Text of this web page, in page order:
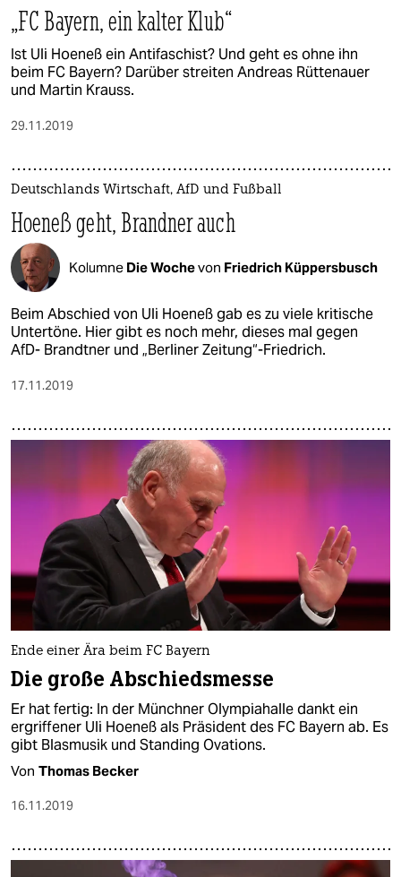
„FC Bayern, ein kalter Klub“
Ist Uli Hoeneß ein Antifaschist? Und geht es ohne ihn
beim FC Bayern? Darüber streiten Andreas Rüttenauer
und Martin Krauss.
29.11.2019
Deutschlands Wirtschaft, AfD und Fußball
Hoeneß geht, Brandner auch
Kolumne Die Wochevon Friedrich Küppersbusch
Beim Abschied von Uli Hoeneß gab es zu viele kritische
Untertöne. Hier gibt es noch mehr, dieses mal gegen
AfD- Brandtner und „Berliner Zeitung“-Friedrich.
17.11.2019
Ende einer Ära beim FC Bayern
Die große Abschiedsmesse
Er hat fertig: In der Münchner Olympiahalle dankt ein
ergriffener Uli Hoeneß als Präsident des FC Bayern ab. Es
gibt Blasmusik und Standing Ovations.
Von Thomas Becker
16.11.2019